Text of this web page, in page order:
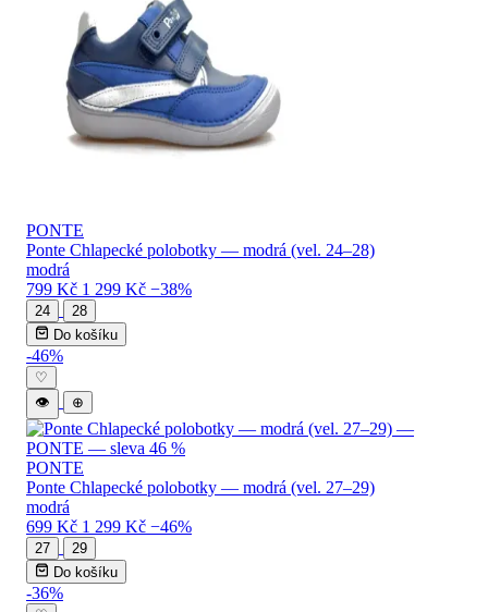
PONTE
Ponte Chlapecké polobotky — modrá (vel. 24–28)
modrá
799 Kč 1 299 Kč −38%
24
28
Do košíku
-46%
♡
👁
⊕
PONTE
Ponte Chlapecké polobotky — modrá (vel. 27–29)
modrá
699 Kč 1 299 Kč −46%
27
29
Do košíku
-36%